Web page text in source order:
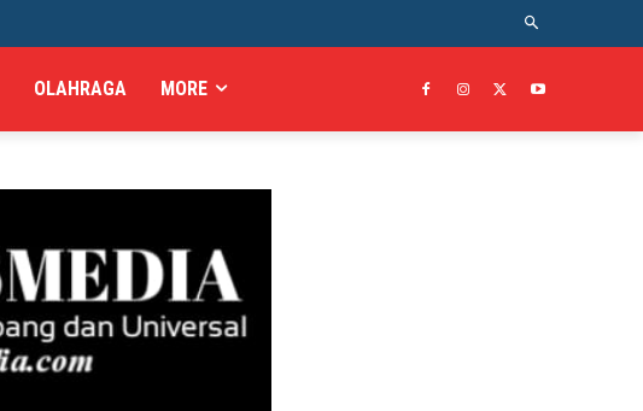
OLAHRAGA MORE